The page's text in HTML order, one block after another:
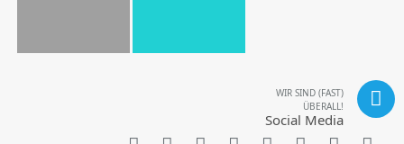
WIR SIND (FAST)
ÜBERALL!
Social Media